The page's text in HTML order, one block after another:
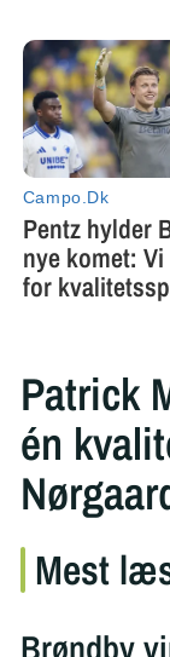
Patrick
én
Mest
Brøndby